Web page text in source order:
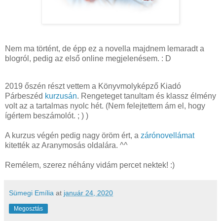
Nem ma történt, de épp ez a novella majdnem lemaradt a
blogról, pedig az első online megjelenésem. : D
2019 őszén részt vettem a Könyvmolyképző Kiadó
Párbeszéd kurzusán. Rengeteget tanultam és klassz élmény
volt az a tartalmas nyolc hét. (Nem felejtettem ám el, hogy
ígértem beszámolót. ; ) )
A kurzus végén pedig nagy öröm ért, a zárónovellámat
kitették az Aranymosás oldalára. ^^
Remélem, szerez néhány vidám percet nektek! :)
Sümegi Emília at január 24, 2020
Megosztás